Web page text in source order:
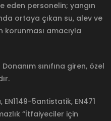
eden personelin; yangın
ortaya çıkan su, alev ve
korunması amacıyla
sınıfına giren, özel
5antistatik, EN471
“İtfaiyeciler için